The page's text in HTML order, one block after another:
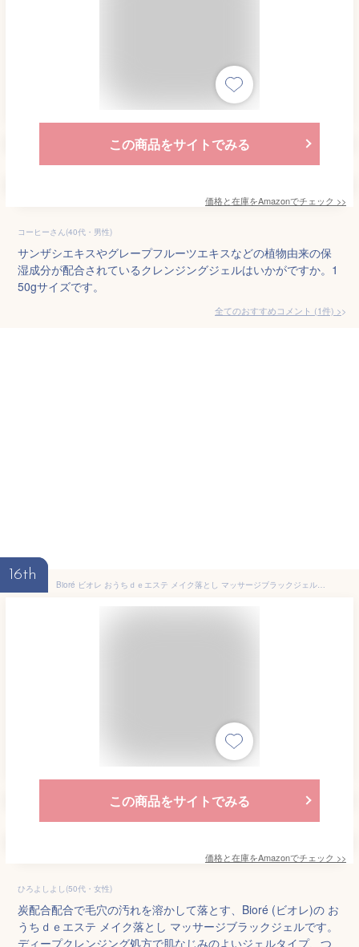
この商品をサイトでみる
価格と在庫をAmazonでチェック >>
コーヒーさん(40代・男性)
サンザシエキスやグレープフルーツエキスなどの植物由来の保
湿成分が配合されているクレンジングジェルはいかがですか。1
50gサイズです。
全てのおすすめコメント (1件) >
16th
Bioré ビオレ おうちｄｅエステ メイク落とし マッサージブラックジェル 200g
この商品をサイトでみる
価格と在庫をAmazonでチェック >>
ひろよしよし(50代・女性)
炭配合配合で毛穴の汚れを溶かして落とす、Bioré (ビオレ)の お
うちｄｅエステ メイク落とし マッサージブラックジェルです。
ディープクレンジング処方で肌なじみのよいジェルタイプ、つ